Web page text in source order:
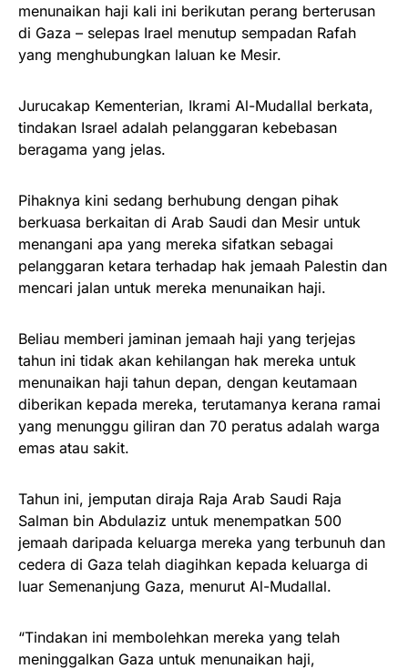
menunaikan haji kali ini berikutan perang berterusan
di Gaza – selepas Irael menutup sempadan Rafah
yang menghubungkan laluan ke Mesir.
Jurucakap Kementerian, Ikrami Al-Mudallal berkata,
tindakan Israel adalah pelanggaran kebebasan
beragama yang jelas.
Pihaknya kini sedang berhubung dengan pihak
berkuasa berkaitan di Arab Saudi dan Mesir untuk
menangani apa yang mereka sifatkan sebagai
pelanggaran ketara terhadap hak jemaah Palestin dan
mencari jalan untuk mereka menunaikan haji.
Beliau memberi jaminan jemaah haji yang terjejas
tahun ini tidak akan kehilangan hak mereka untuk
menunaikan haji tahun depan, dengan keutamaan
diberikan kepada mereka, terutamanya kerana ramai
yang menunggu giliran dan 70 peratus adalah warga
emas atau sakit.
Tahun ini, jemputan diraja Raja Arab Saudi Raja
Salman bin Abdulaziz untuk menempatkan 500
jemaah daripada keluarga mereka yang terbunuh dan
cedera di Gaza telah diagihkan kepada keluarga di
luar Semenanjung Gaza, menurut Al-Mudallal.
“Tindakan ini membolehkan mereka yang telah
meninggalkan Gaza untuk menunaikan haji,